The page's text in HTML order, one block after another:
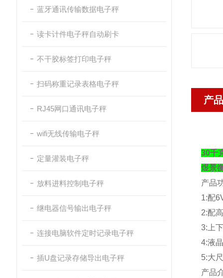
蓝牙通讯传输数据电子秤
读卡计件电子秤自动刷卡
不干胶标签打印电子秤
扫码称重记录表格电子秤
RJ45网口通讯电子秤
wifi无线传输电子秤
定量灌装电子秤
放料进料控制电子秤
继电器信号输出电子秤
连接电脑软件定时记录电子秤
插U盘记录存储导出电子秤
产
30千
煜景
产品
1:配
2:配
3: 上
4:液
5:大
产品